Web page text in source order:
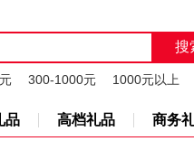
300-1000元 1000元以上
品 高档礼品 商务